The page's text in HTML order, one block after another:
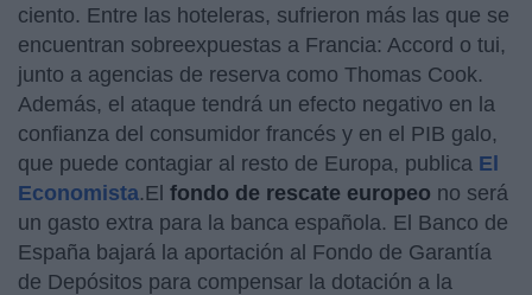
ciento. Entre las hoteleras, sufrieron más las que se
encuentran sobreexpuestas a Francia: Accord o tui,
junto a agencias de reserva como Thomas Cook.
Además, el ataque tendrá un efecto negativo en la
confianza del consumidor francés y en el PIB galo,
que puede contagiar al resto de Europa, publica El
Economista.El fondo de rescate europeo no será
un gasto extra para la banca española. El Banco de
España bajará la aportación al Fondo de Garantía
de Depósitos para compensar la dotación a la